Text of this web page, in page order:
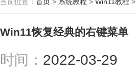
Win11恢复经典的右键菜单
时间： 2022-03-29